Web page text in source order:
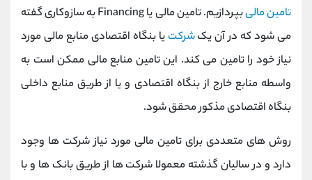
تامین مالی
بپردازیم. تامین مالی یا Financing به سازوکاری گفته
می شود که در آن یکشرکت یا بنگاه اقتصادی منابع مالی مورد
نیاز خود را تامین می کند. این تامین منابع مالی ممکن است به
واسطه منابع خارج از بنگاه اقتصادی و یا از طریق منابع داخلی
بنگاه اقتصادی مذکور محقق شود.
روش های متعددی برای تامین مالی مورد نیاز شرکت ها وجود
دارد و در سالیان گذشته معمولا شرکت ها از طریق بانک ها و با